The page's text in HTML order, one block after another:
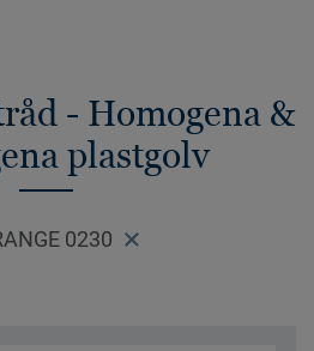
- Homogena &
plastgolv
0230